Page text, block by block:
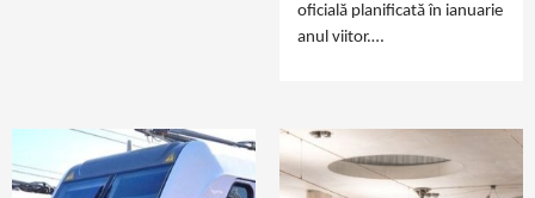
oficială planificată în ianuarie
anul viitor.…